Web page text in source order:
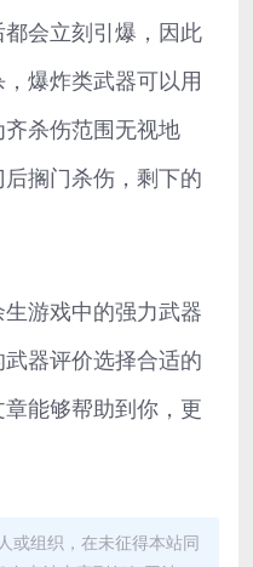
会立刻引爆，因此
爆炸类武器可以用
杀伤范围无视地
搁门杀伤，剩下的
游戏中的强力武器
器评价选择合适的
能够帮助到你，更
或组织，在未征得本站同